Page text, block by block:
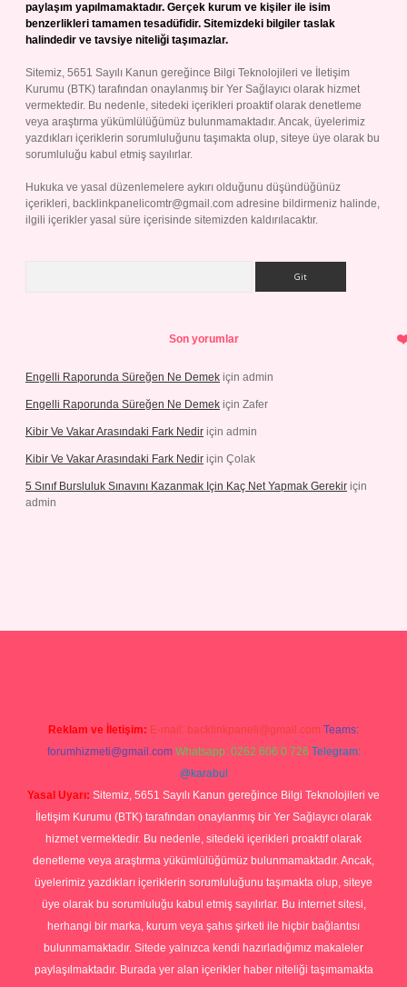
paylaşım yapılmamaktadır. Gerçek kurum ve kişiler ile isim
benzerlikleri tamamen tesadüfidir. Sitemizdeki bilgiler taslak
halindedir ve tavsiye niteliği taşımazlar.
Sitemiz, 5651 Sayılı Kanun gereğince Bilgi Teknolojileri ve İletişim
Kurumu (BTK) tarafından onaylanmış bir Yer Sağlayıcı olarak hizmet
vermektedir. Bu nedenle, sitedeki içerikleri proaktif olarak denetleme
veya araştırma yükümlülüğümüz bulunmamaktadır. Ancak, üyelerimiz
yazdıkları içeriklerin sorumluluğunu taşımakta olup, siteye üye olarak bu
sorumluluğu kabul etmiş sayılırlar.
Hukuka ve yasal düzenlemelere aykırı olduğunu düşündüğünüz
içerikleri, backlinkpanelicomtr@gmail.com adresine bildirmeniz halinde,
ilgili içerikler yasal süre içerisinde sitemizden kaldırılacaktır.
Son yorumlar
Engelli Raporunda Süreğen Ne Demek için admin
Engelli Raporunda Süreğen Ne Demek için Zafer
Kibir Ve Vakar Arasındaki Fark Nedir için admin
Kibir Ve Vakar Arasındaki Fark Nedir için Çolak
5 Sınıf Bursluluk Sınavını Kazanmak Için Kaç Net Yapmak Gerekir için
admin
Reklam ve İletişim: E-mail: backlinkpaneli@gmail.com Teams:
forumhizmeti@gmail.com Whatsapp: 0262 606 0 726 Telegram:
@karabul
Yasal Uyarı: Sitemiz, 5651 Sayılı Kanun gereğince Bilgi Teknolojileri ve
İletişim Kurumu (BTK) tarafından onaylanmış bir Yer Sağlayıcı olarak
hizmet vermektedir. Bu nedenle, sitedeki içerikleri proaktif olarak
denetleme veya araştırma yükümlülüğümüz bulunmamaktadır. Ancak,
üyelerimiz yazdıkları içeriklerin sorumluluğunu taşımakta olup, siteye
üye olarak bu sorumluluğu kabul etmiş sayılırlar. Bu internet sitesi,
herhangi bir marka, kurum veya şahıs şirketi ile hiçbir bağlantısı
bulunmamaktadır. Sitede yalnızca kendi hazırladığımız makaleler
paylaşılmaktadır. Burada yer alan içerikler haber niteliği taşımamakta